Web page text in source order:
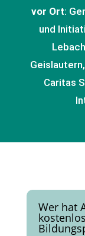
vor Ort:
und
Caritas
Wer hat